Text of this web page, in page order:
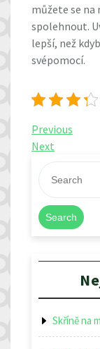
můžete se
spolehnout.
lepší, než
svépomocí.
pro
Previous
Post
Previous
Next
Post
Next
Search
Skříně na